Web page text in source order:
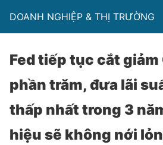
DOANH NGHIỆP & THỊ TRƯỜNG
Fed tiếp tục cắt
phần trăm, đưa lãi
thấp nhất trong 3
hiệu sẽ không nới